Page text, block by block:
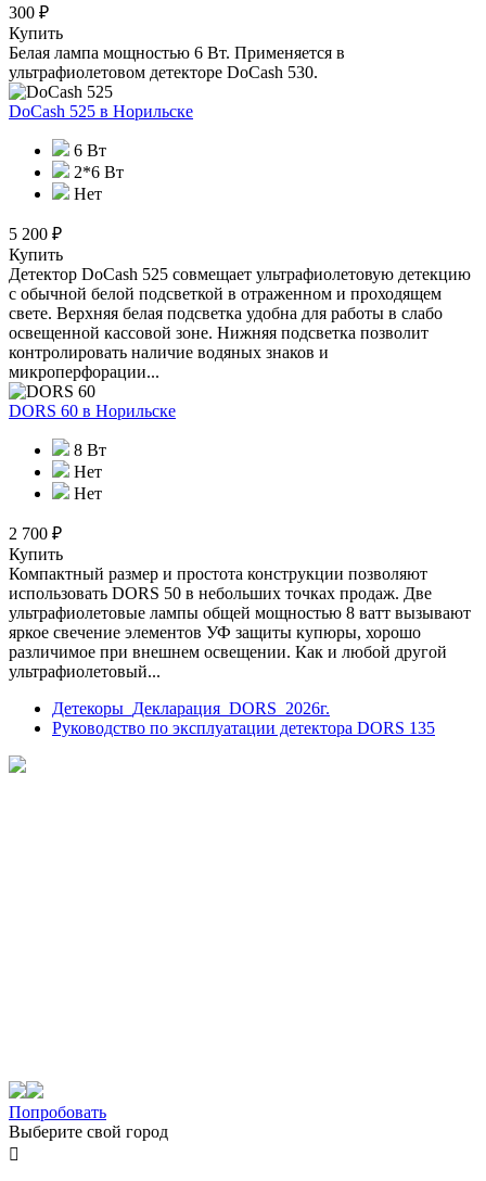
300 ₽
Купить
Белая лампа мощностью 6 Вт. Применяется в
ультрафиолетовом детекторе DoCash 530.
DoCash 525 в Норильске
6 Вт
2*6 Вт
Нет
5 200 ₽
Купить
Детектор DoCash 525 совмещает ультрафиолетовую детекцию
с обычной белой подсветкой в отраженном и проходящем
свете. Верхняя белая подсветка удобна для работы в слабо
освещенной кассовой зоне. Нижняя подсветка позволит
контролировать наличие водяных знаков и
микроперфорации...
DORS 60 в Норильске
8 Вт
Нет
Нет
2 700 ₽
Купить
Компактный размер и простота конструкции позволяют
использовать DORS 50 в небольших точках продаж. Две
ультрафиолетовые лампы общей мощностью 8 ватт вызывают
яркое свечение элементов УФ защиты купюры, хорошо
различимое при внешнем освещении. Как и любой другой
ультрафиолетовый...
Детекоры_Декларация_DORS_2026г.
Руководство по эксплуатации детектора DORS 135
Попробовать
Выберите свой город
